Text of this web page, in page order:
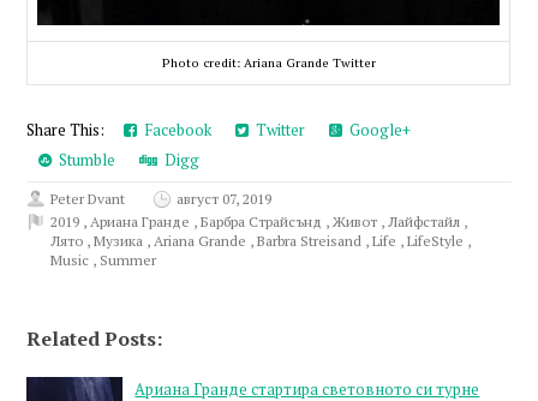
Photo credit: Ariana Grande Twitter
Share This: Facebook Twitter
Google+
Stumble
Digg
Peter Dvant
август 07, 2019
2019 ,Ариана Гранде ,Барбра Страйсънд ,Живот ,Лайфстайл ,
Лято ,Музика ,Ariana Grande ,Barbra Streisand ,Life ,LifeStyle ,
Music , Summer
Related Posts:
Ариана Гранде стартира световното си турне